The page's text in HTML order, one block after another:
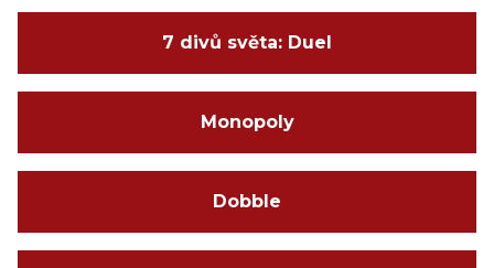
7 divů světa: Duel
Monopoly
Dobble